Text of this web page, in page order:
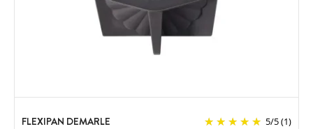
FLEXIPAN DEMARLE 5/5(1)